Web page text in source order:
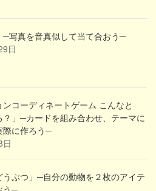
─写真を音真似して当て合おう─
日
ンコーディネートゲーム こんなと
？」─カードを組み合わせ、テーマに
際に作ろう─
うぶつ」─自分の動物を２枚のアイテ